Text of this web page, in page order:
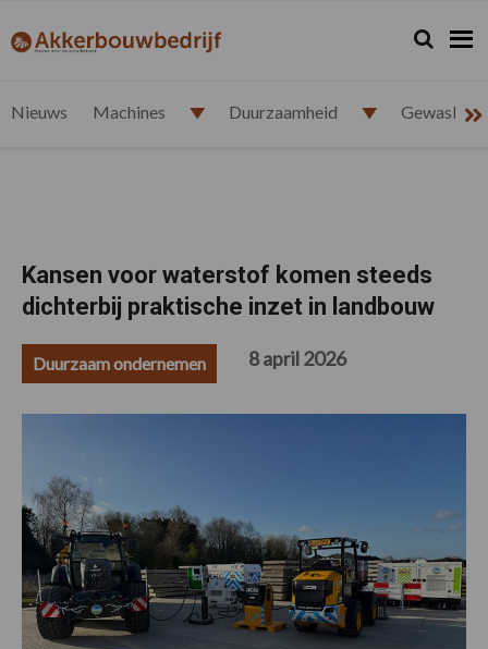
de
de
de
de
akkerbouwbedrijf.nl Zoeken...
Zoek
Nieuws Machines Duurzaamheid
Kansen voor waterstof komen steeds
dichterbij praktische inzet in landbouw
Duurzaam ondernemen 8 april 2026